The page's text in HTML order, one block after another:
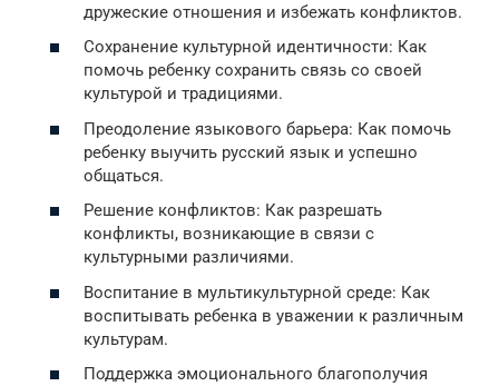
дружеские отношения и избежать конфликтов.
Сохранение культурной идентичности: Как
помочь ребенку сохранить связь со своей
культурой и традициями.
Преодоление языкового барьера: Как помочь
ребенку выучить русский язык и успешно
общаться.
Решение конфликтов: Как разрешать
конфликты, возникающие в связи с
культурными различиями.
Воспитание в мультикультурной среде: Как
воспитывать ребенка в уважении к различным
культурам.
Поддержка эмоционального благополучия